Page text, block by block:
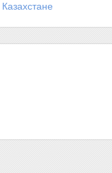
Казахстане